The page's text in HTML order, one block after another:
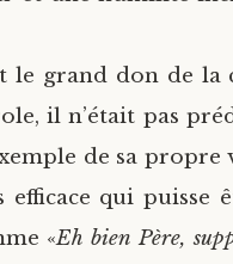
le grand don de la
il n’était pas
de sa propre
qui puisse
«Eh bien Père,